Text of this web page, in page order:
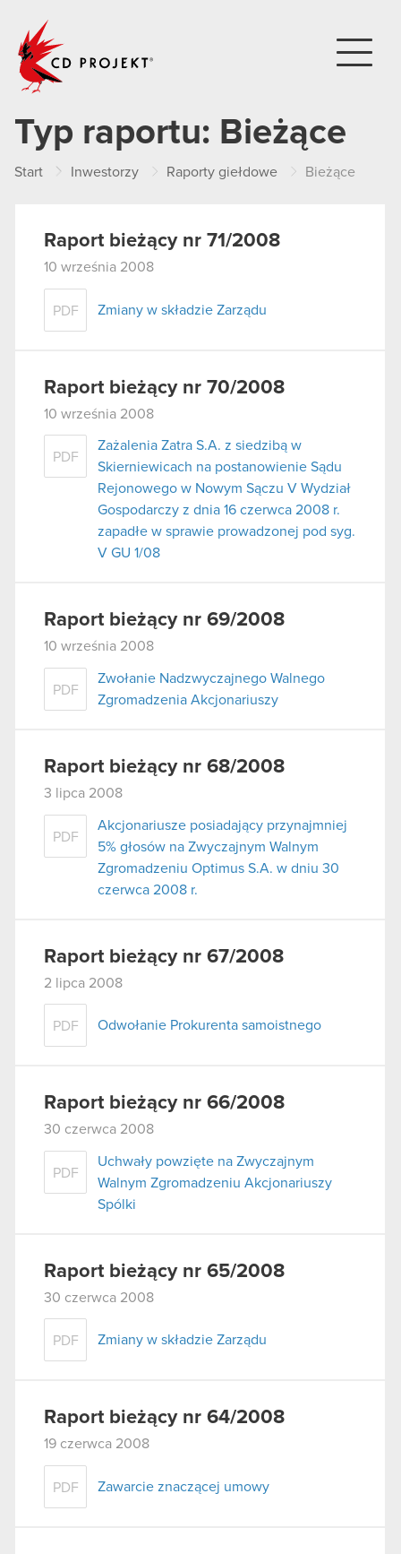
Typ raportu: Bieżące
Start Inwestorzy Raporty giełdowe Bieżące
Raport bieżący nr 71/2008
10 września 2008
PDF Zmiany w składzie Zarządu
Raport bieżący nr 70/2008
10 września 2008
PDF
Zażalenia Zatra S.A. z siedzibą w
Skierniewicach na postanowienie Sądu
Rejonowego w Nowym Sączu V Wydział
Gospodarczy z dnia 16 czerwca 2008 r.
zapadłe w sprawie prowadzonej pod syg.
V GU 1/08
Raport bieżący nr 69/2008
10 września 2008
PDF
Zwołanie Nadzwyczajnego Walnego
Zgromadzenia Akcjonariuszy
Raport bieżący nr 68/2008
3 lipca 2008
PDF
Akcjonariusze posiadający przynajmniej
5% głosów na Zwyczajnym Walnym
Zgromadzeniu Optimus S.A. w dniu 30
czerwca 2008 r.
Raport bieżący nr 67/2008
2 lipca 2008
PDF Odwołanie Prokurenta samoistnego
Raport bieżący nr 66/2008
30 czerwca 2008
PDF
Uchwały powzięte na Zwyczajnym
Walnym Zgromadzeniu Akcjonariuszy
Spólki
Raport bieżący nr 65/2008
30 czerwca 2008
PDF Zmiany w składzie Zarządu
Raport bieżący nr 64/2008
19 czerwca 2008
PDF Zawarcie znaczącej umowy